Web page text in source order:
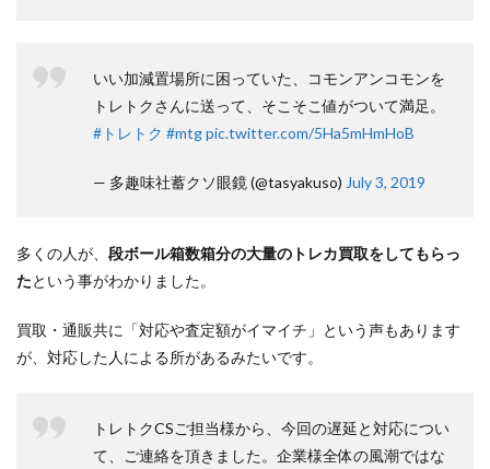
いい加減置場所に困っていた、コモンアンコモンを
トレトクさんに送って、そこそこ値がついて満足。
#トレトク #mtgpic.twitter.com/5Ha5mHmHoB
— 多趣味社蓄クソ眼鏡 (@tasyakuso) July 3, 2019
多くの人が、 段ボール箱数箱分の大量のトレカ買取をしてもらっ
たという事がわかりました。
買取・通販共に「対応や査定額がイマイチ」という声もあります
が、対応した人による所があるみたいです。
トレトクCSご担当様から、今回の遅延と対応につい
て、ご連絡を頂きました。企業様全体の風潮ではな